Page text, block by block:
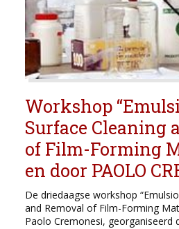
Workshop
Surface Cleaning
of Film-Forming
en door PAOLO
De driedaagse workshop
and Removal of Film-Forming
Paolo Cremonesi, georganiseerd